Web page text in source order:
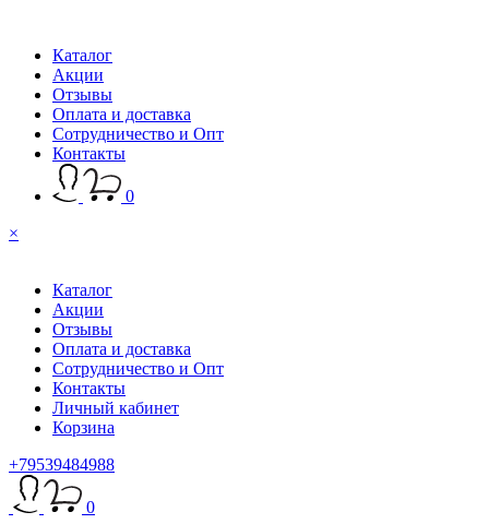
Каталог
Акции
Отзывы
Оплата и доставка
Сотрудничество и Опт
Контакты
0
×
Каталог
Акции
Отзывы
Оплата и доставка
Сотрудничество и Опт
Контакты
Личный кабинет
Корзина
+79539484988
0